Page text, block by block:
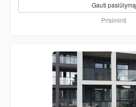
Gauti pasiūlymą
Prisiminti